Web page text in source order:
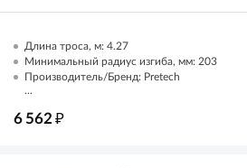
Длина троса, м: 4.27
Минимальный радиус изгиба, мм: 203
Производитель/Бренд: Pretech
...
6 562₽